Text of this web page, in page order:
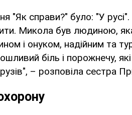
"Як справи?" було: "У
Микола був людиною,
і онуком, надійним та
біль і порожнечу,
– розповіла сестра